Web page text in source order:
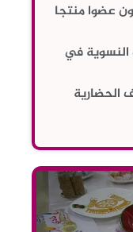
عضوا منتجا
النسوية في
الحضارية